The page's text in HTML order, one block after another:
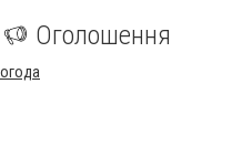
Оголошення